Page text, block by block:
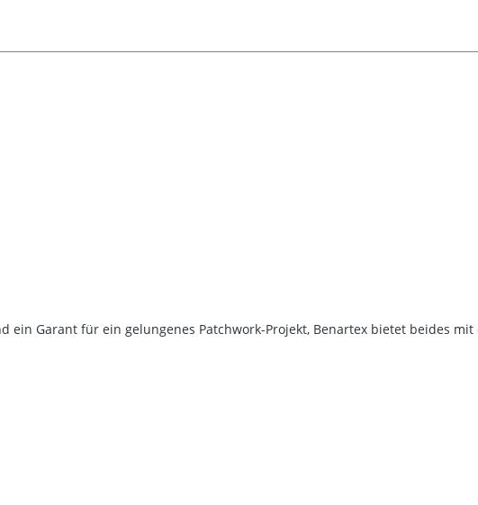
ein Garant für ein gelungenes Patchwork-Projekt, Benartex bietet beides